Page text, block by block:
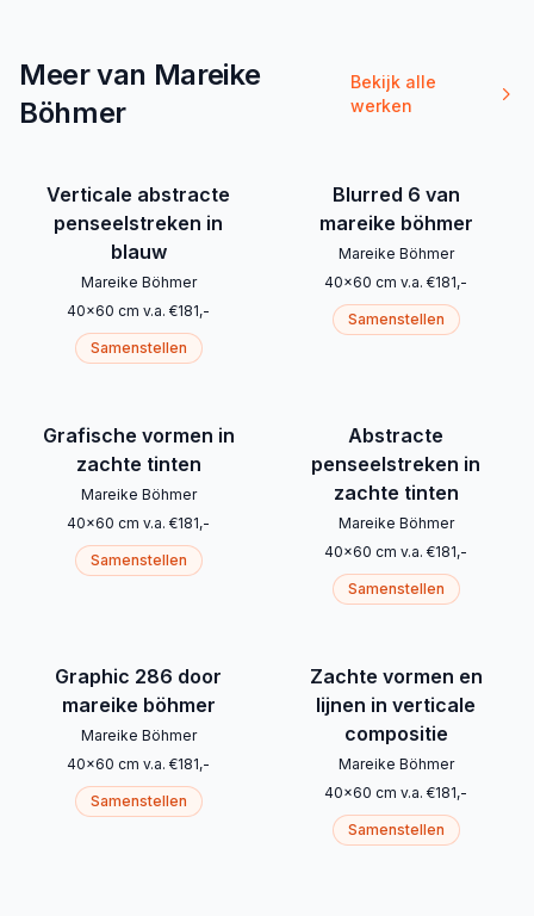
Meer van Mareike
Böhmer
Bekijk alle
werken
Verticale abstracte
penseelstreken in
blauw
Mareike Böhmer
40x60 cm v.a. €181,-
Samenstellen
Blurred 6 van
mareike böhmer
Mareike Böhmer
40x60 cm v.a. €181,-
Samenstellen
Grafische vormen in
zachte tinten
Mareike Böhmer
40x60 cm v.a. €181,-
Samenstellen
Abstracte
penseelstreken in
zachte tinten
Mareike Böhmer
40x60 cm v.a. €181,-
Samenstellen
Graphic 286 door
mareike böhmer
Mareike Böhmer
40x60 cm v.a. €181,-
Samenstellen
Zachte vormen en
lijnen in verticale
compositie
Mareike Böhmer
40x60 cm v.a. €181,-
Samenstellen